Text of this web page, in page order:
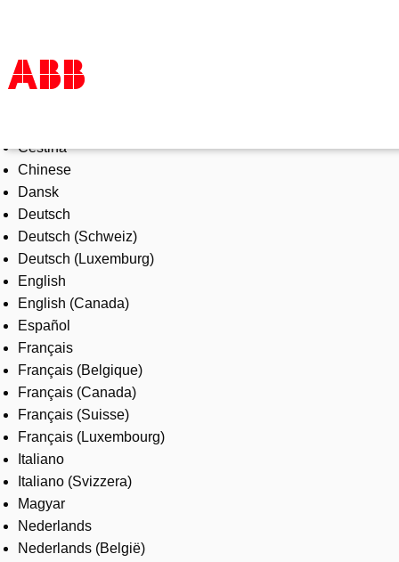
Products & Solutions
Industries
Services
About us
Where to buy
Contact us
Careers
Čeština
Chinese
Dansk
Deutsch
Deutsch (Schweiz)
Deutsch (Luxemburg)
English
English (Canada)
Español
Français
Français (Belgique)
Français (Canada)
Français (Suisse)
Français (Luxembourg)
Italiano
Italiano (Svizzera)
Magyar
Nederlands
Nederlands (België)